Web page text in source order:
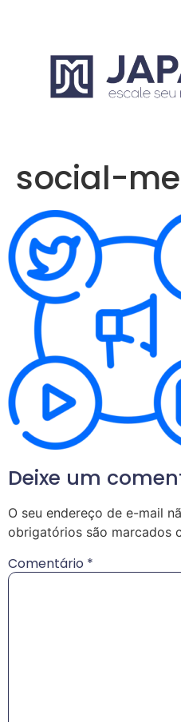
social-
Deixe um
O seu endereço de e-mail
obrigatórios são marcados
Comentário *